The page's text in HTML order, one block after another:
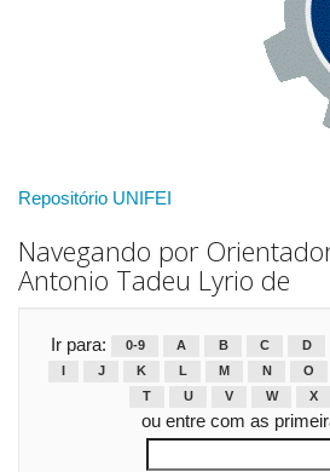
Repositório UNIFEI
Navegando por
Antonio Tadeu Lyrio de
Ir para: 0-9 A B C D
J K L M N O
T
U V W X
ou entre com as